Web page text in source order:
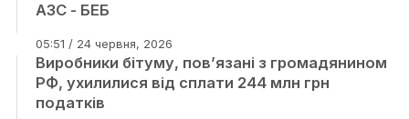
АЗС - БЕБ
05:51 / 24 червня, 2026
Виробники бітуму, пов’язані з громадянином
РФ, ухилилися від сплати 244 млн грн
податків